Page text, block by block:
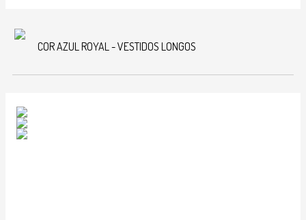
COR AZUL ROYAL - VESTIDOS LONGOS